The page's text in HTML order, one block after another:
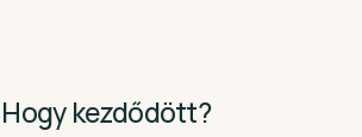
Hogy kezdődött?